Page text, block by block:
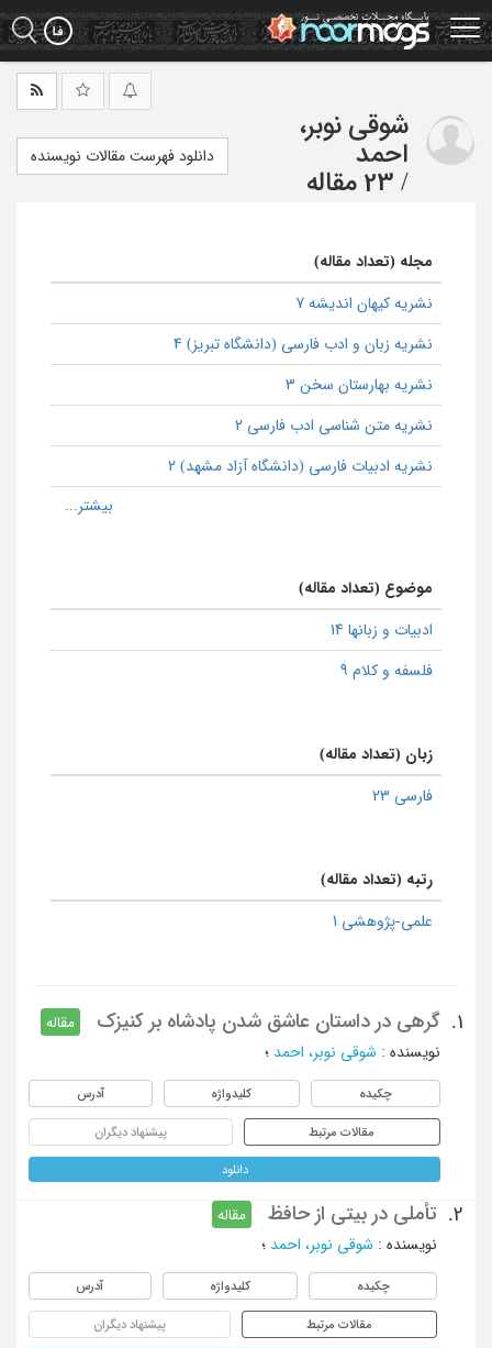
Skip
to
main
شوقی نوبر،
احمد
/ 23 مقاله
دانلود فهرست مقالات نویسنده
مجله (تعداد مقاله)
نشریه کیهان اندیشه 7
نشریه زبان و ادب فارسی (دانشگاه تبریز) 4
نشریه بهارستان سخن 3
نشریه متن شناسی ادب فارسی 2
نشریه ادبیات فارسی (دانشگاه آزاد مشهد) 2
موضوع (تعداد مقاله)
ادبیات و زبانها 14
فلسفه و کلام 9
زبان (تعداد مقاله)
فارسی 23
رتبه (تعداد مقاله)
علمی-پژوهشی 1
1. گرهی در داستان عاشق شدن پادشاه بر کنیزک
مقاله
نویسنده : شوقی نوبر، احمد ؛
چکیده کلیدواژه آدرس
مقالات مرتبط پیشنهاد دیگران
دانلود
2. تأملی در بیتی از حافظ
مقاله
نویسنده : شوقی نوبر، احمد ؛
چکیده کلیدواژه آدرس
مقالات مرتبط پیشنهاد دیگران